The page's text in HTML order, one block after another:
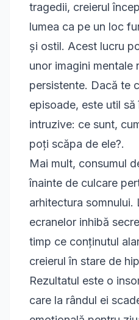
tragedii, creierul
lumea ca pe un loc
și ostil. Acest lucru
unor imagini mentale
persistente. Dacă te
episoade, este util să
intruzive: ce sunt,
poți scăpa de ele?.
Mai mult, consumul
înainte de culcare
arhitectura somnului.
ecranelor inhibă
timp ce conținutul
creierul în stare de
Rezultatul este o
care la rândul ei